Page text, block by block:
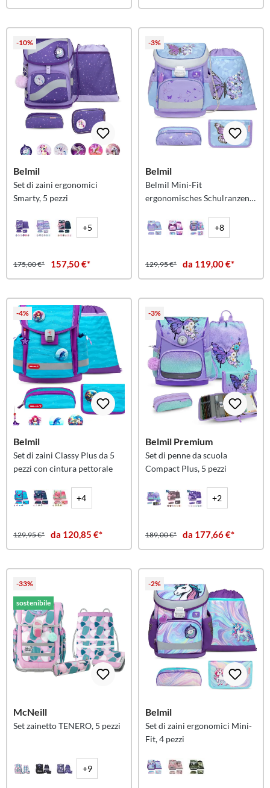
-10%
Belmil
Set di zaini ergonomici
Smarty, 5 pezzi
+5
175,00 €* 157,50 €*
-3%
Belmil
Belmil Mini-Fit
ergonomisches Schulranzen-
+8
129,95 €* da 119,00 €*
-4%
Belmil
Set di zaini Classy Plus da 5
pezzi con cintura pettorale
+4
129,95 €* da 120,85 €*
-3%
Belmil Premium
Set di penne da scuola
Compact Plus, 5 pezzi
+2
189,00 €* da 177,66 €*
-33%
sostenibile
McNeill
Set zainetto TENERO, 5 pezzi
+9
-2%
Belmil
Set di zaini ergonomici Mini-
Fit, 4 pezzi